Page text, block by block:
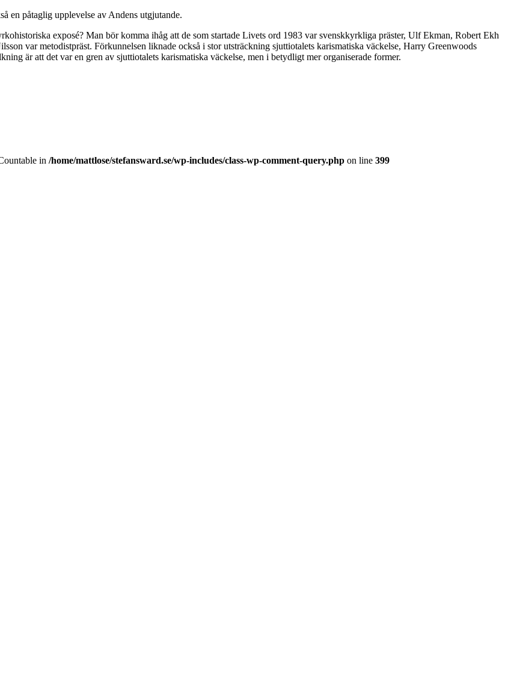
en påtaglig upplevelse av Andens utgjutande.
exposé? Man bör komma ihåg att de som startade Livets ord 1983 var svenskkyrkliga präster, Ulf Ekman, Robert Ekh
var metodistpräst. Förkunnelsen liknade också i stor utsträckning sjuttiotalets karismatiska väckelse, Harry Greenwoods
är att det var en gren av sjuttiotalets karismatiska väckelse, men i betydligt mer organiserade former.
in /home/mattlose/stefansward.se/wp-includes/class-wp-comment-query.php on line 399